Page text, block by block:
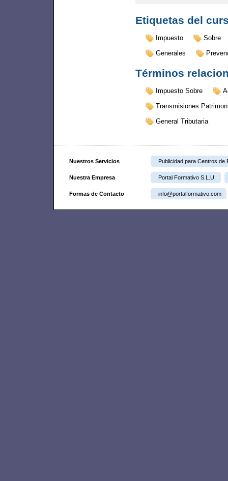
Etiquetas del
Impuesto
Sobre
Generales
Términos
Impuesto Sobre
Transmisiones
General Tributaria
Nuestros Servicios Publicidad para Centros de
Nuestra Empresa Portal Formativo S.L.U.
Formas de Contacto info@portalformativo.com